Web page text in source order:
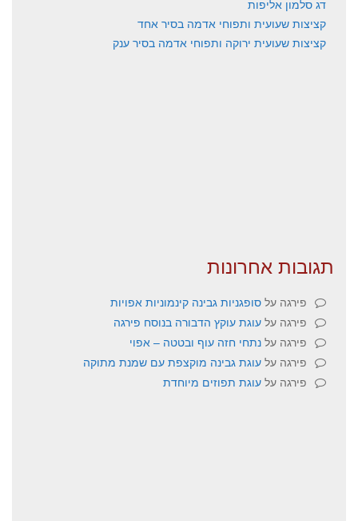
דג סלמון אליפות
קציצות שעועית ותפוחי אדמה בסיר אחד
קציצות שעועית ירוקה ותפוחי אדמה בסיר ענק
תגובות אחרונות
פירגה על סופגניות גבינה קינמוניות אפויות
פירגה על עוגת עוקץ הדבורה בנוסח פירגה
פירגה על נתחי חזה עוף ובטטה – אפוי
פירגה על עוגת גבינה מוקצפת עם שמנת מתוקה
פירגה על עוגת תפוזים מיוחדת